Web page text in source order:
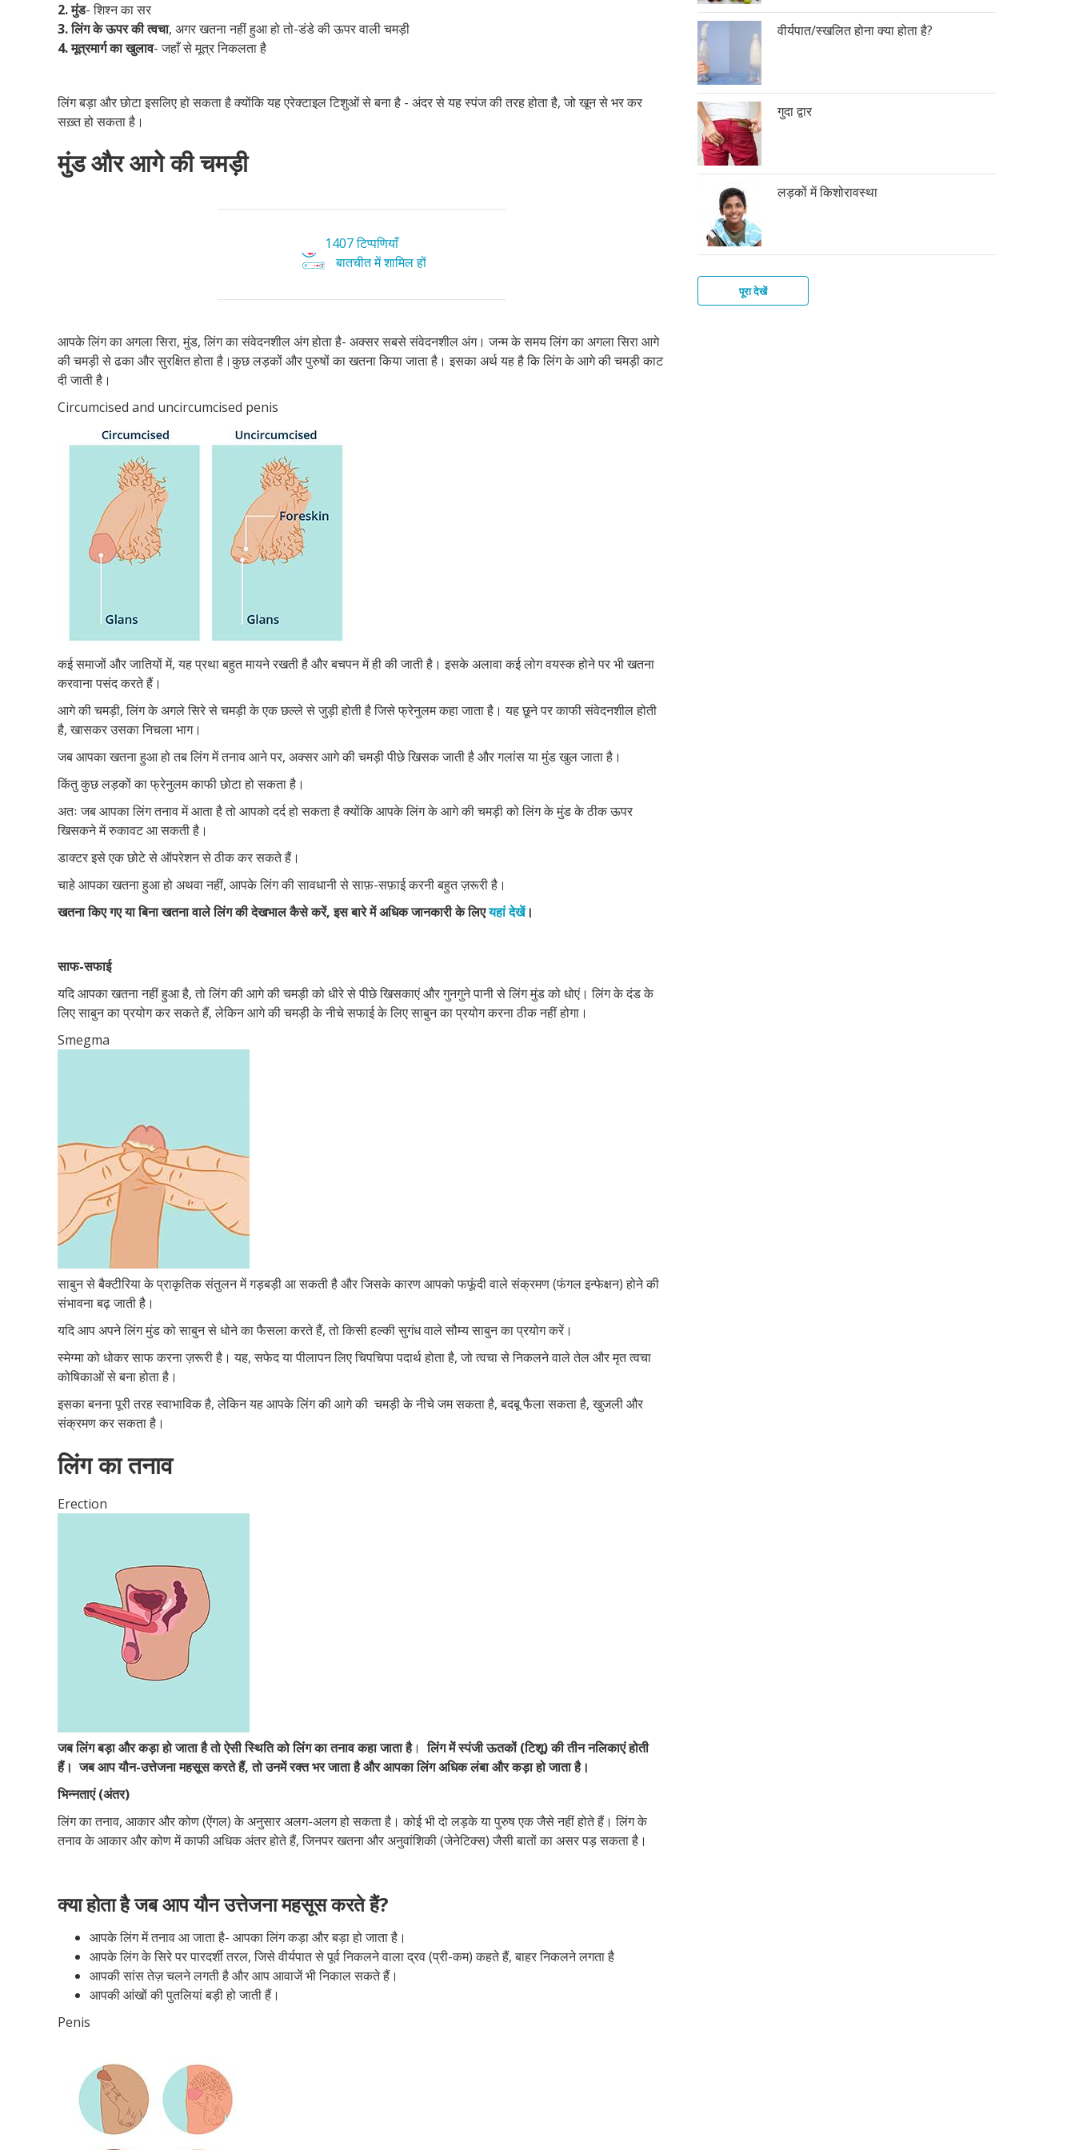
2.मुंड- शिश्न का सर
3. लिंग के ऊपर की त्वचा, अगर खतना नहीं हुआ हो तो-डंडे की ऊपर वाली चमड़ी
4. मूत्रमार्ग का खुलाव- जहाँ से मूत्र निकलता है
लिंग बड़ा और छोटा इसलिए हो सकता है क्योंकि यह एरेक्टाइल टिशुओं से बना है - अंदर से यह स्पंज की तरह होता है, जो खून से भर कर
सख़्त हो सकता है।
मुंड और आगे की चमड़ी
1407 टिप्पणियाँ
बातचीत में शामिल हों
आपके लिंग का अगला सिरा, मुंड, लिंग का संवेदनशील अंग होता है- अक्सर सबसे संवेदनशील अंग। जन्म के समय लिंग का अगला सिरा आगे
की चमड़ी से ढका और सुरक्षित होता है।कुछ लड़कों और पुरुषों का खतना किया जाता है। इसका अर्थ यह है कि लिंग के आगे की चमड़ी काट
दी जाती है।
Circumcised and uncircumcised penis
कई समाजों और जातियों में, यह प्रथा बहुत मायने रखती है और बचपन में ही की जाती है। इसके अलावा कई लोग वयस्क होने पर भी खतना
करवाना पसंद करते हैं।
आगे की चमड़ी, लिंग के अगले सिरे से चमड़ी के एक छल्ले से जुड़ी होती है जिसे फ्रेनुलम कहा जाता है। यह छूने पर काफी संवेदनशील होती
है, खासकर उसका निचला भाग।
जब आपका खतना हुआ हो तब लिंग में तनाव आने पर, अक्सर आगे की चमड़ी पीछे खिसक जाती है और गलांस या मुंड खुल जाता है।
किंतु कुछ लड़कों का फ्रेनुलम काफी छोटा हो सकता है।
अतः जब आपका लिंग तनाव में आता है तो आपको दर्द हो सकता है क्योंकि आपके लिंग के आगे की चमड़ी को लिंग के मुंड के ठीक ऊपर
खिसकने में रुकावट आ सकती है।
डाक्टर इसे एक छोटे से ऑपरेशन से ठीक कर सकते हैं।
चाहे आपका खतना हुआ हो अथवा नहीं, आपके लिंग की सावधानी से साफ़-सफ़ाई करनी बहुत ज़रूरी है।
खतना किए गए या बिना खतना वाले लिंग की देखभाल कैसे करें, इस बारे में अधिक जानकारी के लिएयहां देखें।
साफ-सफाई
यदि आपका खतना नहीं हुआ है, तो लिंग की आगे की चमड़ी को धीरे से पीछे खिसकाएं और गुनगुने पानी से लिंग मुंड को धोएं। लिंग के दंड के
लिए साबुन का प्रयोग कर सकते हैं, लेकिन आगे की चमड़ी के नीचे सफाई के लिए साबुन का प्रयोग करना ठीक नहीं होगा।
Smegma
साबुन से बैक्टीरिया के प्राकृतिक संतुलन में गड़बड़ी आ सकती है और जिसके कारण आपको फफूंदी वाले संक्रमण (फंगल इन्फेक्षन) होने की
संभावना बढ़ जाती है।
यदि आप अपने लिंग मुंड को साबुन से धोने का फैसला करते हैं, तो किसी हल्की सुगंध वाले सौम्य साबुन का प्रयोग करें।
स्मेग्मा को धोकर साफ करना ज़रूरी है। यह, सफेद या पीलापन लिए चिपचिपा पदार्थ होता है, जो त्वचा से निकलने वाले तेल और मृत त्वचा
कोषिकाओं से बना होता है।
इसका बनना पूरी तरह स्वाभाविक है, लेकिन यह आपके लिंग की आगे की चमड़ी के नीचे जम सकता है, बदबू फैला सकता है, खुजली और
संक्रमण कर सकता है।
लिंग का तनाव
Erection
जब लिंग बड़ा और कड़ा हो जाता है तो ऐसी स्थिति को लिंग का तनाव कहा जाता है।लिंग में स्पंजी ऊतकों (टिशू) की तीन नलिकाएं होती
हैं। जब आप यौन-उत्तेजना महसूस करते हैं, तो उनमें रक्त भर जाता है और आपका लिंग अधिक लंबा और कड़ा हो जाता है।
भिन्नताएं (अंतर)
लिंग का तनाव, आकार और कोण (ऐंगल) के अनुसार अलग-अलग हो सकता है। कोई भी दो लड़के या पुरुष एक जैसे नहीं होते हैं। लिंग के
तनाव के आकार और कोण में काफी अधिक अंतर होते हैं, जिनपर खतना और अनुवांशिकी (जेनेटिक्स) जैसी बातों का असर पड़ सकता है।
क्या होता है जब आप यौन उत्तेजना महसूस करते हैं?
आपके लिंग में तनाव आ जाता है- आपका लिंग कड़ा और बड़ा हो जाता है।
आपके लिंग के सिरे पर पारदर्शी तरल, जिसे वीर्यपात से पूर्व निकलने वाला द्रव (प्री-कम) कहते हैं, बाहर निकलने लगता है
आपकी सांस तेज़ चलने लगती है और आप आवाजें भी निकाल सकते हैं।
आपकी आंखों की पुतलियां बड़ी हो जाती हैं।
Penis
वीर्यपात/स्खलित होना क्या होता है?
गुदा द्वार
लड़कों में किशोरावस्था
पूरा देखें